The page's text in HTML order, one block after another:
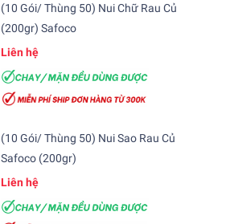
(10 Gói/ Thùng 50) Nui Chữ Rau Củ
(200gr) Safoco
Liên hệ
(10 Gói/ Thùng 50) Nui Sao Rau Củ
Safoco (200gr)
Liên hệ